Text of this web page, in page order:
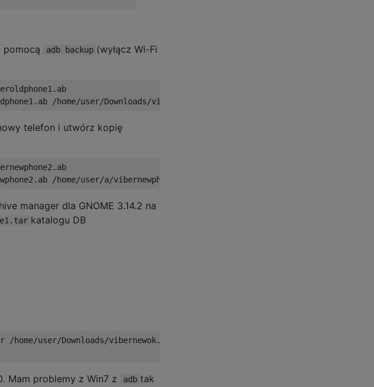
pomocą
adb backup (wyłącz Wi-Fi
telefon i utwórz kopię
manager dla GNOME 3.14.2 na
katalogu DB
user/Downloads/vibernewok.ab
Mam problemy z Win7 z adb tak